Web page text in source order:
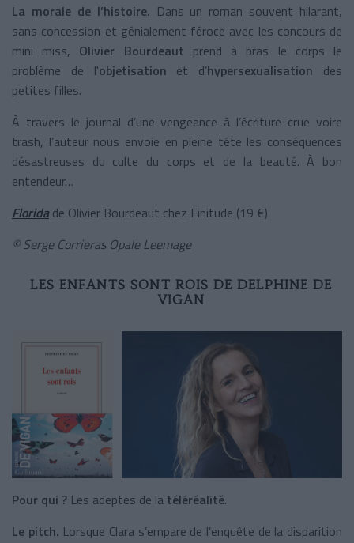
La morale de l’histoire. Dans un roman souvent hilarant,
sans concession et génialement féroce avec les concours de
mini miss, Olivier Bourdeaut prend à bras le corps le
problème de l'objetisation et d’hypersexualisation des
petites filles.
À travers le journal d’une vengeance à l’écriture crue voire
trash, l’auteur nous envoie en pleine tête les conséquences
désastreuses du culte du corps et de la beauté. À bon
entendeur…
Florida de Olivier Bourdeaut chez Finitude (19 €)
© Serge Corrieras Opale Leemage
LES ENFANTS SONT ROIS DE DELPHINE DE
VIGAN
Pour qui ? Les adeptes de la téléréalité.
Le pitch. Lorsque Clara s’empare de l’enquête de la disparition